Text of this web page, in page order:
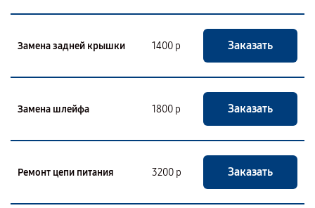
Замена задней крышки 1400 р Заказать
Замена шлейфа 1800 р Заказать
Ремонт цепи питания 3200 р Заказать